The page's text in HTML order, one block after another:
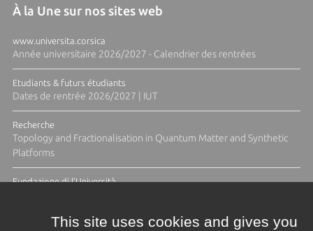
À la Une sur nos sites web
www.universita.corsica
Année universitaire 2026/2027 - Calendrier des rentrées
Etudiants & futurs étudiants
Dates de rentrée 2026/2027 | IUT
Recherche
Topology and Fractionalisation in Quantum Matter and Synthetic
Platforms
Fundazione di l'Università
This site uses cookies and gives you